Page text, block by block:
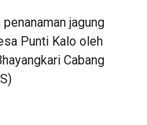
jagung
Punti Kalo oleh
Cabang